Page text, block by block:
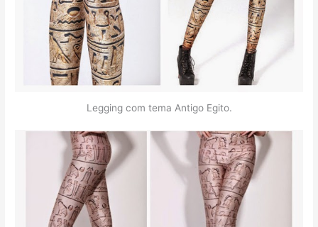
Legging com tema Antigo Egito.